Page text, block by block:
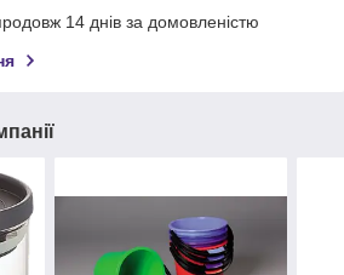
14 днів за домовленістю